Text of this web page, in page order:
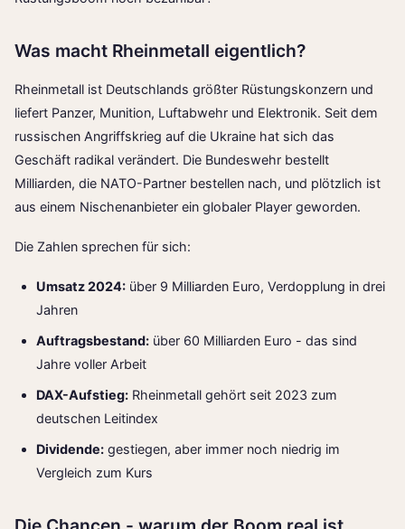
Was macht Rheinmetall eigentlich?
Rheinmetall ist Deutschlands größter Rüstungskonzern und
liefert Panzer, Munition, Luftabwehr und Elektronik. Seit dem
russischen Angriffskrieg auf die Ukraine hat sich das
Geschäft radikal verändert. Die Bundeswehr bestellt
Milliarden, die NATO-Partner bestellen nach, und plötzlich ist
aus einem Nischenanbieter ein globaler Player geworden.
Die Zahlen sprechen für sich:
Umsatz 2024: über 9 Milliarden Euro, Verdopplung in drei
Jahren
Auftragsbestand: über 60 Milliarden Euro - das sind
Jahre voller Arbeit
DAX-Aufstieg: Rheinmetall gehört seit 2023 zum
deutschen Leitindex
Dividende: gestiegen, aber immer noch niedrig im
Vergleich zum Kurs